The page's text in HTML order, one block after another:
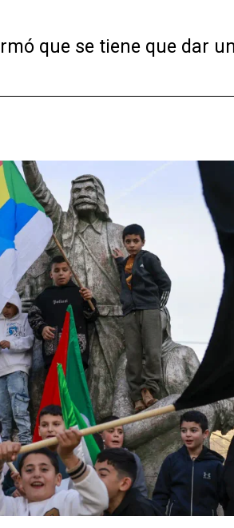
que se tiene que dar